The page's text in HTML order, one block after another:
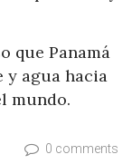
que Panamá
y agua hacia
mundo.
0 comments